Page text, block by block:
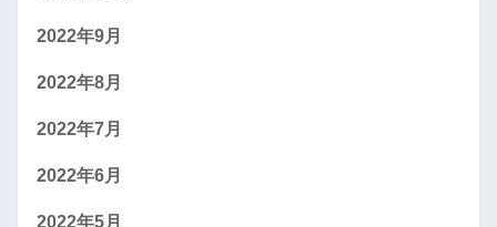
2022年9月
2022年8月
2022年7月
2022年6月
2022年5月